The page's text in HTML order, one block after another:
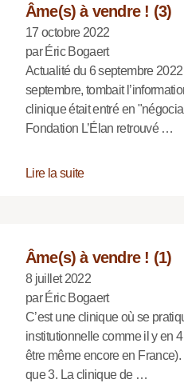
Âme(s) à vendre ! (3)
17 octobre 2022
par Éric Bogaert
Actualité du 6 septembre
septembre, tombait
clinique était entré en
Fondation L’Élan retrouvé …
Lire la suite
Âme(s) à vendre ! (1)
8 juillet 2022
par Éric Bogaert
C’est une clinique où se
institutionnelle comme il y en
être même encore en France).
que 3. La clinique de …